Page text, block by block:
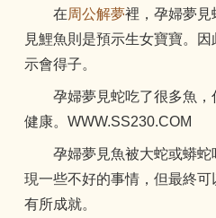
在周公解夢裡，孕婦夢見
見鯉魚則是預示生女寶寶。
示會得子。
孕婦夢見蛇吃了很多魚
健康。WWW.SS230.COM
孕婦夢見魚被大蛇或蟒
現一些不好的事情，但最終
有所成就。